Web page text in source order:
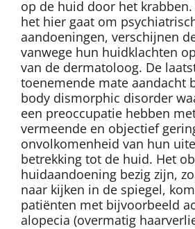
op de huid door het
het hier gaat om
aandoeningen, verschijnen
vanwege hun huidklachten
van de dermatoloog. De
toenemende mate aandacht
body dismorphic disorder
een preoccupatie hebben
vermeende en objectief
onvolkomenheid van hun
betrekking tot de huid. Het
huidaandoening bezig zijn,
naar kijken in de spiegel,
patiënten met bijvoorbeeld
alopecia (overmatig